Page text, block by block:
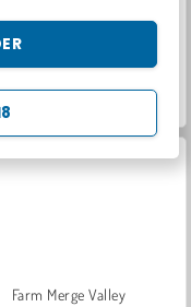
Makeover & Makeup Studio
Farm Merge Valley